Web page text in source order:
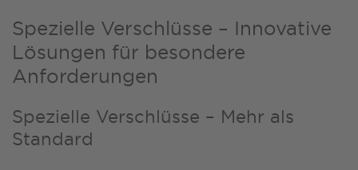
Spezielle Verschlüsse – Innovative
Lösungen für besondere
Anforderungen
Spezielle Verschlüsse – Mehr als
Standard